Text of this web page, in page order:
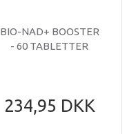
BIO-NAD+ BOOSTER
- 60 TABLETTER
234,95 DKK